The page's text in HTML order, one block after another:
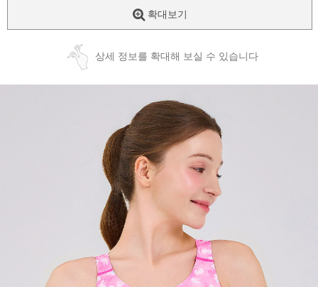
확대보기
상세 정보를 확대해 보실 수 있습니다